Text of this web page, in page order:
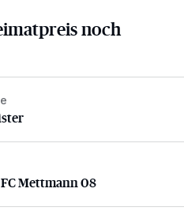
noch
Mettmann 08
Mettmann 08